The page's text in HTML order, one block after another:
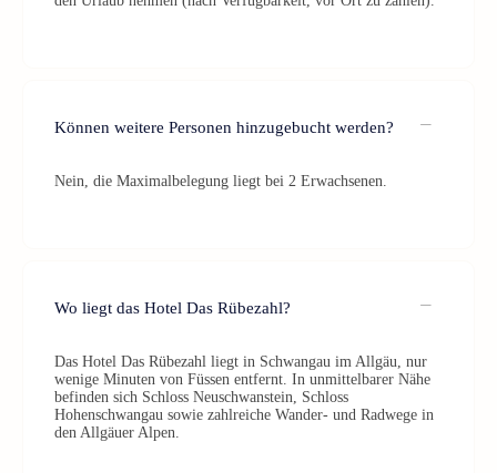
Können weitere Personen hinzugebucht werden?
Nein, die Maximalbelegung liegt bei 2 Erwachsenen.
Wo liegt das Hotel Das Rübezahl?
Das Hotel Das Rübezahl liegt in Schwangau im Allgäu, nur
wenige Minuten von Füssen entfernt. In unmittelbarer Nähe
befinden sich Schloss Neuschwanstein, Schloss
Hohenschwangau sowie zahlreiche Wander- und Radwege in
den Allgäuer Alpen.